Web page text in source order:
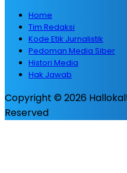
Home
Tim Redaksi
Kode Etik Jurnalistik
Pedoman Media Siber
Histori Media
Hak Jawab
Copyright © 2026
Reserved